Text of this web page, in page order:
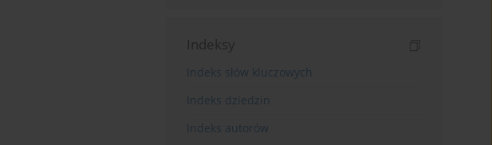
Indeksy
Indeks słów kluczowych
Indeks dziedzin
Indeks autorów